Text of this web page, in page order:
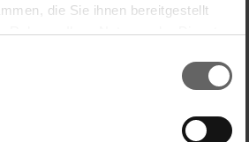
die Sie ihnen bereitgestellt
Rahmen Ihrer Nutzung der Dienste
Webseite weiterhin nutzen.
voor het bevestigen
& draußen